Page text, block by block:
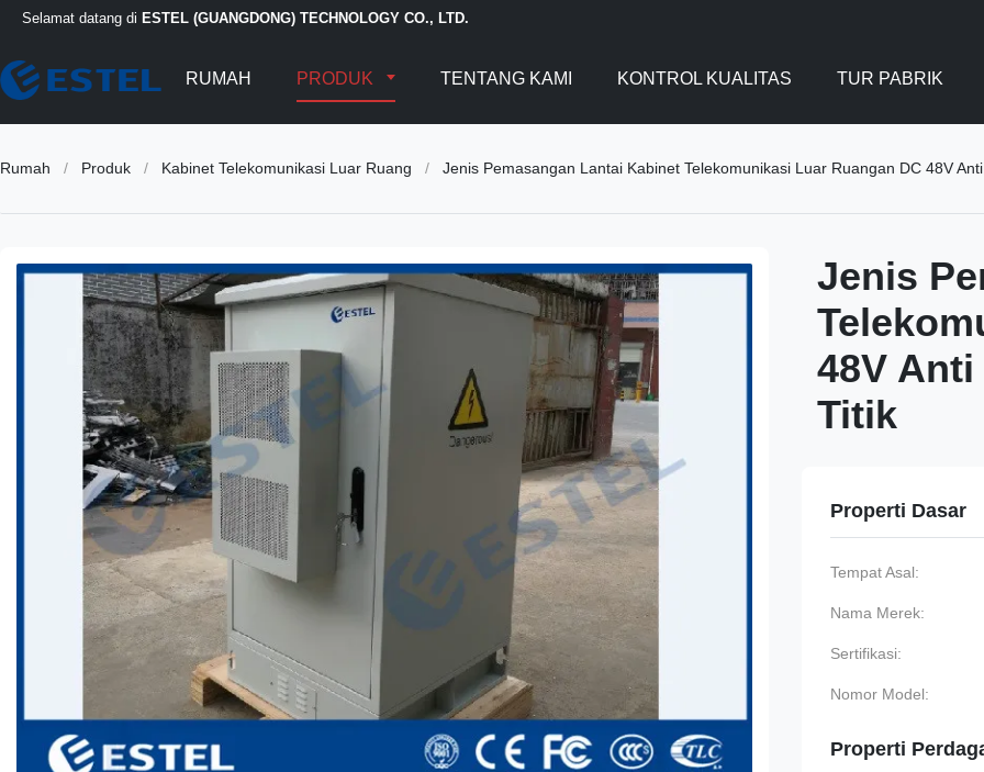
Selamat datang di ESTEL (GUANGDONG) TECHNOLOGY CO., LTD.
RUMAH PRODUK TENTANG KAMI KONTROL KUALITAS TUR PABRIK
Rumah / Produk / Kabinet Telekomunikasi Luar Ruang / Jenis Pemasangan Lantai Kabinet Telekomunikasi Luar Ruangan DC 48V
Jenis
48V
Titik
Properti Dasar
Tempat Asal:
Nama Merek:
Sertifikasi:
Nomor Model:
Properti